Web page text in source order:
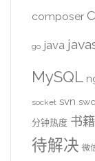
composer
go java
MySQL
socket svn
分钟热度 书籍
待解决 微